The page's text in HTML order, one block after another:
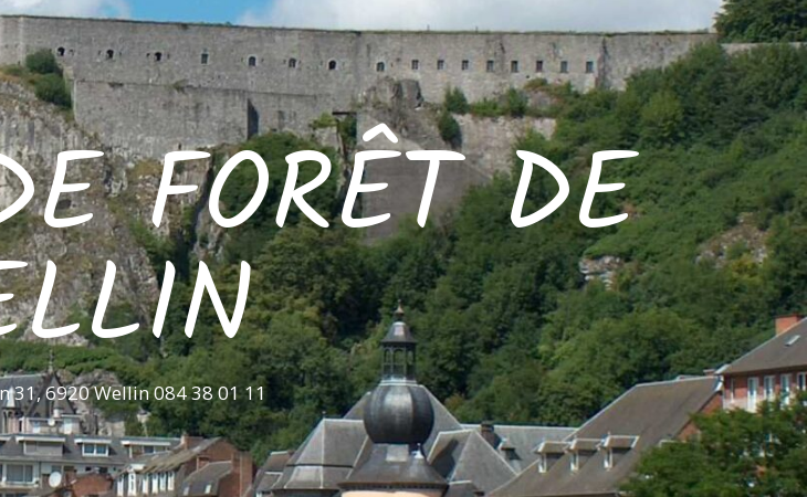
FORÊT DE
31, 6920 Wellin 084 38 01 11